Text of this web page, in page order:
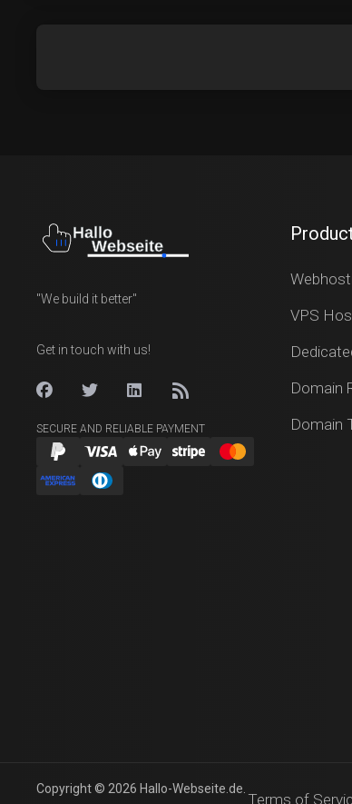
"We build it better"
Get in touch with us!
SECURE AND RELIABLE PAYMENT
VPS
Domain
Domain
Copyright © 2026 Hallo-Webseite.de.
Terms of